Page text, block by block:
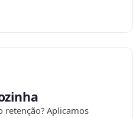
retenção? Aplicamos